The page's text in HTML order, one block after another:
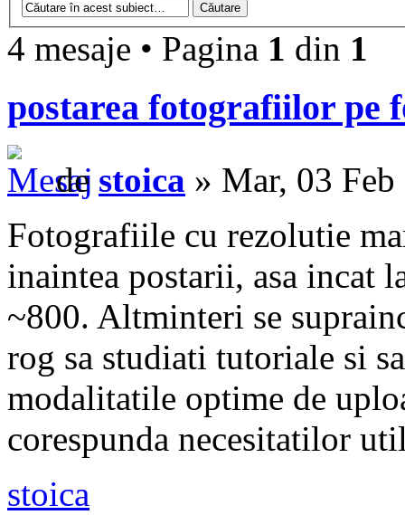
4 mesaje • Pagina 1 din 1
postarea fotografiilor pe
de stoica » Mar, 03
Fotografiile cu rezolutie
inaintea postarii, asa incat
~800. Altminteri se
rog sa studiati tutoriale si
modalitatile optime de
corespunda necesitatilor
stoica